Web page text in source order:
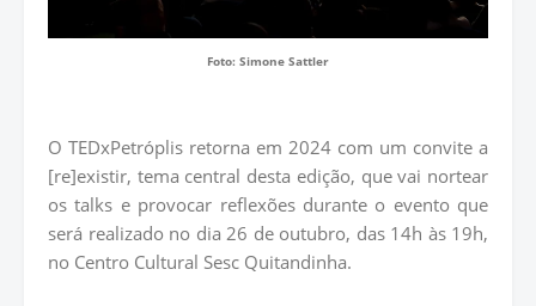
Foto: Simone Sattler
O TEDxPetróplis retorna em 2024 com um convite a
[re]existir, tema central desta edição, que vai nortear
os talks e provocar reflexões durante o evento que
será realizado no dia 26 de outubro, das 14h às 19h,
no Centro Cultural Sesc Quitandinha.